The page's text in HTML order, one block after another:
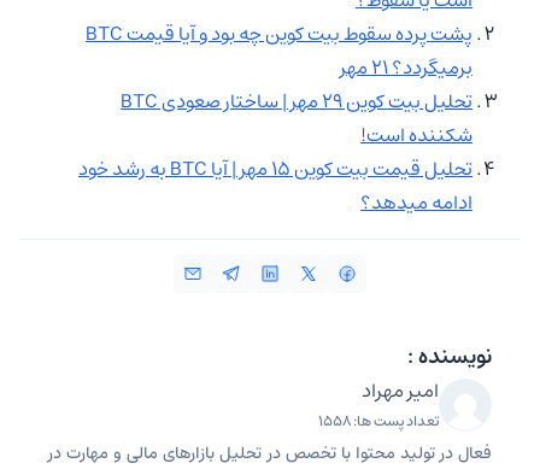
پشت پرده سقوط بیت کوین چه بود و آیا قیمت BTC
برمیگردد؟ ۲۱ مهر
تحلیل بیت کوین ۲۹ مهر | ساختار صعودی BTC
شکننده است!
تحلیل قیمت بیت کوین ۱۵ مهر | آیا BTC به رشد خود
ادامه میدهد؟
نویسنده :
امیر مهراد
تعداد پست ها: 1558
فعال در تولید محتوا با تخصص در تحلیل بازارهای مالی و مهارت در